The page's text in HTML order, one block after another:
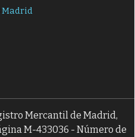
Madrid
Mercantil de Madrid,
M-433036 - Número de